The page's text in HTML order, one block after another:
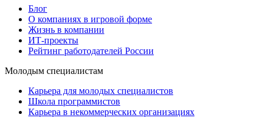
Блог
О компаниях в игровой форме
Жизнь в компании
ИТ-проекты
Рейтинг работодателей России
Молодым специалистам
Карьера для молодых специалистов
Школа программистов
Карьера в некоммерческих организациях